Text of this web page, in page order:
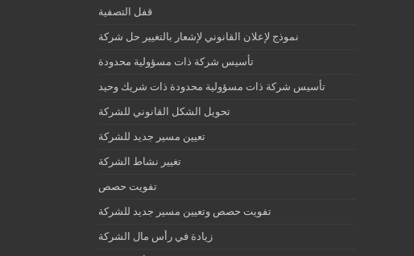
قفل التصفية
نموذج لإعلان القانوني لإشعار بالتغيير حل شركة
تأسيس شركة ذات مسؤولية محدودة
تأسيس شركة ذات مسؤولية محدودة ذات شريك وحيد
تحويل الشكل القانوني للشركة
تعيين مسير جديد للشركة
تغيير نشاط الشركة
تفويت حصص
تفويت حصص وتعيين مسير جديد للشركة
زيادة في رأس مال الشركة